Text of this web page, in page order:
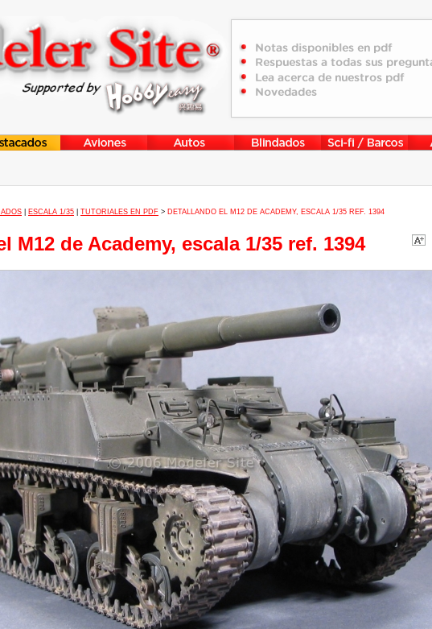
ESCALA 1/35 TUTORIALES EN PDF > DETALLANDO EL M12 DE ACADEMY, ESCALA 1/35 REF. 1394
M12 de Academy, escala 1/35 ref. 1394